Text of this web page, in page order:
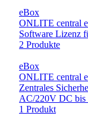
eBox
ONLITE central
Software Lizenz
2 Produkte
eBox
ONLITE central
Zentrales
AC/220V DC bis
1 Produkt